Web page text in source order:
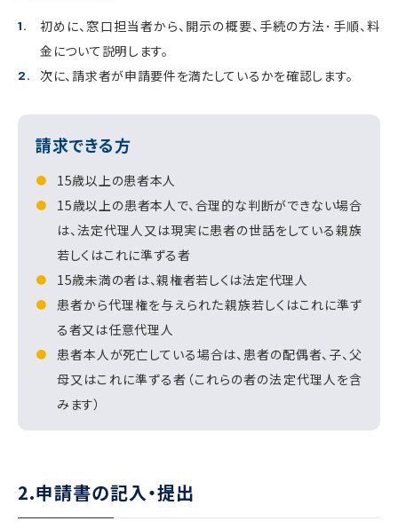
初めに、窓口担当者から、開示の概要、手続の方法･手順、料
金について説明します。
次に、請求者が申請要件を満たしているかを確認します。
請求できる方
15歳以上の患者本人
15歳以上の患者本人で、合理的な判断ができない場合
は、法定代理人又は現実に患者の世話をしている親族
若しくはこれに準ずる者
15歳未満の者は、親権者若しくは法定代理人
患者から代理権を与えられた親族若しくはこれに準ず
る者又は任意代理人
患者本人が死亡している場合は、患者の配偶者、子、父
母又はこれに準ずる者（これらの者の法定代理人を含
みます）
2.申請書の記入・提出